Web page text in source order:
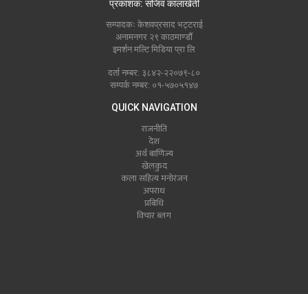
प्रकाशक: सजिव कालाखेती
सम्पादकः केशवप्रसाद भट्टराई
अनामनगर २९ काठमाण्डौं
इमर्शन मल्टि मिडिया प्रा लि
दर्ता नम्बर: ३८४२-२२०७९-८०
सम्पर्क नम्बर: ०१-५७०५१४७
QUICK NAVIGATION
राजनीति
देश
अर्थ बाणिज्य
खेलकुद
कला सहित्य मनोरंजन
अपराध
प्रबिधि
विचार ब्लग